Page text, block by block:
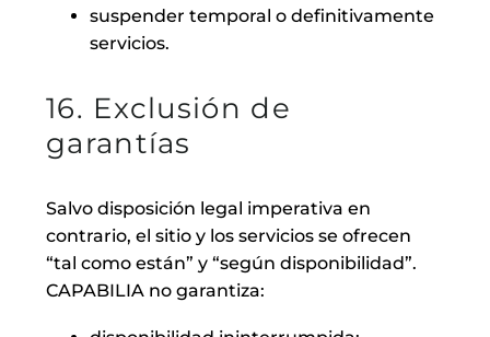
suspender temporal o definitivamente
servicios.
16. Exclusión de
garantías
Salvo disposición legal imperativa en
contrario, el sitio y los servicios se ofrecen
“tal como están” y “según disponibilidad”.
CAPABILIA no garantiza: